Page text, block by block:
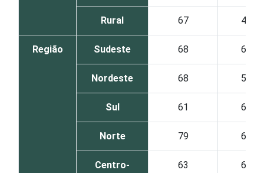
Rural 67 46
Região Sudeste 68 67
Nordeste 68 57
Sul 61 67
Norte 79 66
Centro-
63 61